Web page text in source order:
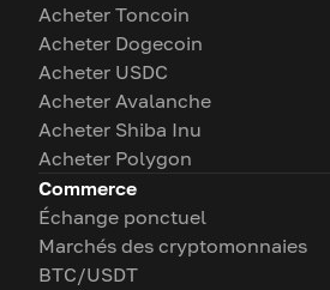
Acheter Toncoin
Acheter Dogecoin
Acheter USDC
Acheter Avalanche
Acheter Shiba Inu
Acheter Polygon
Commerce
Échange ponctuel
Marchés des cryptomonnaies
BTC/USDT